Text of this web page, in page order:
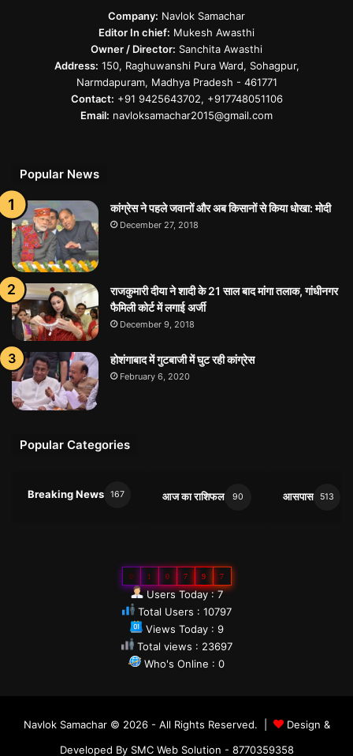
Company: Navlok Samachar
Editor In chief: Mukesh Awasthi
Owner / Director: Sanchita Awasthi
Address: 150, Raghuwanshi Pura Ward, Sohagpur,
Narmdapuram, Madhya Pradesh - 461771
Contact: +91 9425643702, +917748051106
Email: navloksamachar2015@gmail.com
Popular News
कांग्रेस ने पहले जवानों और अब किसानों से किया धोखा: मोदी
December 27, 2018
राजकुमारी दीया ने शादी के 21 साल बाद मांगा तलाक, गांधीनगर
फैमिली कोर्ट में लगाई अर्जी
December 9, 2018
होशंगाबाद में गुटबाजी में घुट रही कांग्रेस
February 6, 2020
Popular Categories
Breaking News 167 आज का राशिफल 90 आसपास 513
0 1 0 7 9 7
Users Today : 7
Total Users : 10797
Views Today : 9
Total views : 23697
Who's Online : 0
Navlok Samachar © 2026 - All Rights Reserved. |
Design &
Developed By SMC Web Solution - 8770359358